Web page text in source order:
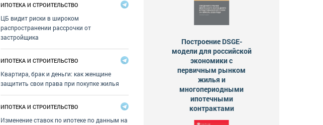
ИПОТЕКА И СТРОИТЕЛЬСТВО
ЦБ видит риски в широком
распространении рассрочки от
застройщика
ИПОТЕКА И СТРОИТЕЛЬСТВО
Квартира, брак и деньги: как женщине
защитить свои права при покупке жилья
ИПОТЕКА И СТРОИТЕЛЬСТВО
Изменение ставок по ипотеке по данным на
Построение DSGE-
модели для российской
экономики с
первичным рынком
жилья и
многопериодными
ипотечными
контрактами